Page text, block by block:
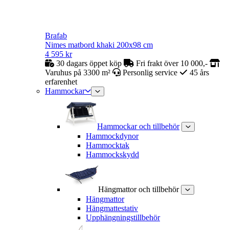
Brafab
Nimes matbord khaki 200x98 cm
4 595 kr
30 dagars öppet köp
Fri frakt över 10 000,-
Varuhus på 3300 m²
Personlig service
45 års
erfarenhet
Hammockar
Hammockar och tillbehör
Hammockdynor
Hammocktak
Hammockskydd
Hängmattor och tillbehör
Hängmattor
Hängmattestativ
Upphängningstillbehör